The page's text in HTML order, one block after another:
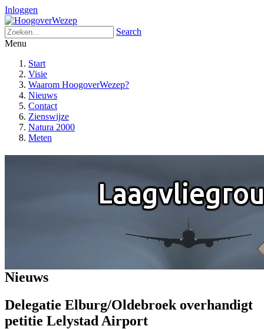
Inloggen
Search
Menu
Start
Visie
Waarom HoogoverWezep?
Nieuws
Contact
Zienswijze
Natura 2000
Meten
Nieuws
Delegatie Elburg/Oldebroek overhandigt
petitie Lelystad Airport